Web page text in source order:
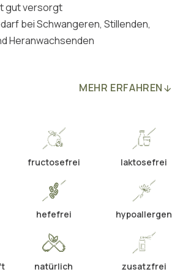
gut versorgt
bei Schwangeren, Stillenden,
Heranwachsenden
MEHR ERFAHREN
fructosefrei laktosefrei
hefefrei hypoallergen
natürlich zusatzfrei